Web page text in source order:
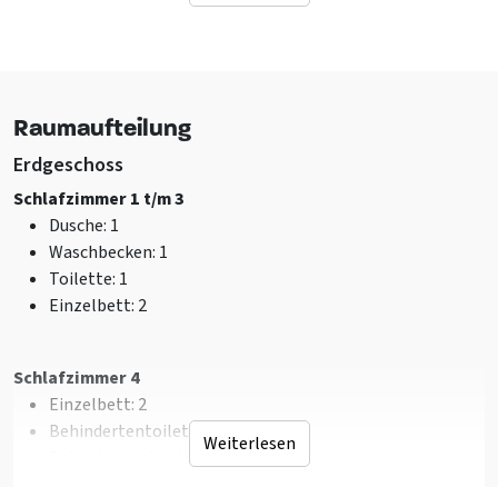
Dusche: 5
Toilette: 6
Anzahl badezimmer
Einrichtung (Innen)
Sitzecke
Zentralheizung
Allgemeine Daten
zahl der Personen: 12
Raumaufteilung
Erdgeschoss
Schlafzimmer 1 t/m 3
Dusche: 1
Waschbecken: 1
Toilette: 1
Einzelbett: 2
Schlafzimmer 4
Einzelbett: 2
Behindertentoilette: 1
Behindertendusche
Weiterlesen